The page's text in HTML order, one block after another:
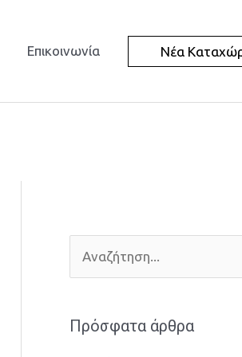
Επικοινωνία Νέα
Πρόσφατα άρθρα